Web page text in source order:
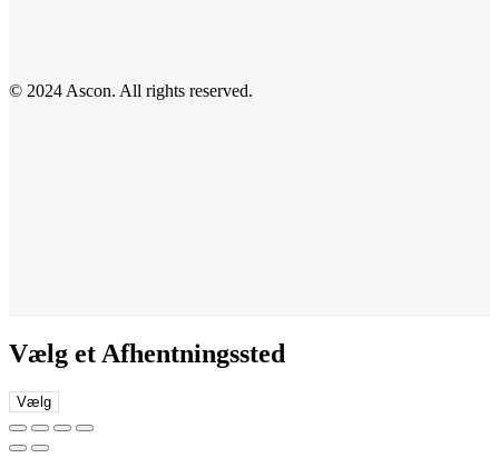
© 2024 Ascon. All rights reserved.
Vælg et Afhentningssted
Vælg